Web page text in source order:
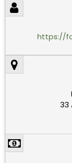
https://
33